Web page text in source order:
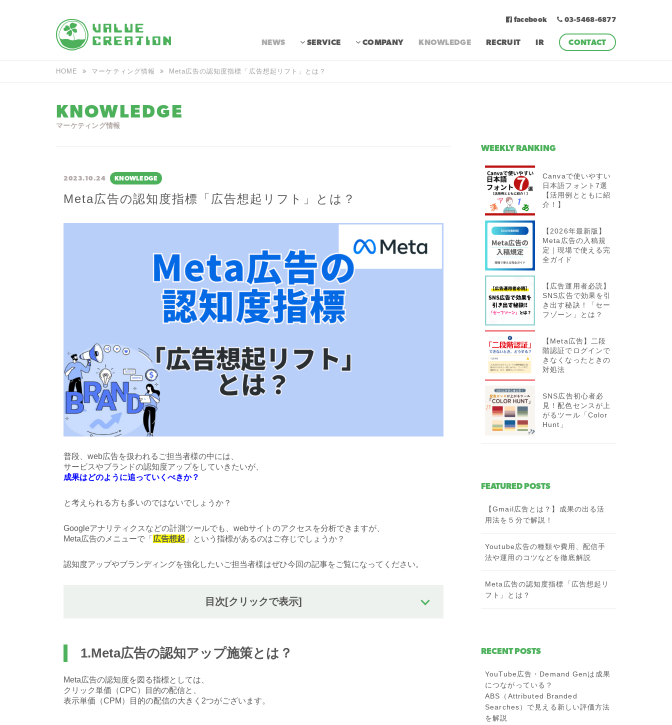
NEWS SERVICE COMPANY KNOWLEDGE RECRUIT IR CONTACT
facebook 03-5468-6877
HOME マーケティング情報 Meta広告の認知度指標「広告想起リフト」とは？
KNOWLEDGE
マーケティング情報
2023.10.24 KNOWLEDGE
Meta広告の認知度指標「広告想起リフト」とは？
普段、web広告を扱われるご担当者様の中には、
サービスやブランドの認知度アップをしていきたいが、
成果はどのように追っていくべきか？
と考えられる方も多いのではないでしょうか？
Googleアナリティクスなどの計測ツールでも、webサイトのアクセスを分析できますが、
Meta広告のメニューで「 広告想起 」という指標があるのはご存じでしょうか？
認知度アップやブランディングを強化したいご担当者様はぜひ今回の記事をご覧になってください。
目次[クリックで表示]
1.Meta広告の認知アップ施策とは？
Meta広告の認知度を図る指標としては、
クリック単価（CPC）目的の配信と、
表示単価（CPM）目的の配信の大きく2つがございます。
WEEKLY RANKING
Canvaで使いやすい
日本語フォント7選
【活用例とともに紹
介！】
【2026年最新版】
Meta広告の入稿規
定｜現場で使える完
全ガイド
【広告運用者必読】
SNS広告で効果を引
き出す秘訣！「セー
フゾーン」とは？
【Meta広告】二段
階認証でログインで
きなくなったときの
対処法
SNS広告初心者必
見！配色センスが上
がるツール「Color
Hunt」
FEATURED POSTS
【Gmail広告とは？】成果の出る活
用法を５分で解説！
Youtube広告の種類や費用、配信手
法や運用のコツなどを徹底解説
Meta広告の認知度指標「広告想起リ
フト」とは？
RECENT POSTS
YouTube広告・Demand Genは成果
につながっている？
ABS（Attributed Branded
Searches）で見える新しい評価方法
を解説